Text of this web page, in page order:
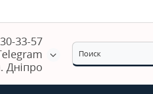
33-57
Дніпро